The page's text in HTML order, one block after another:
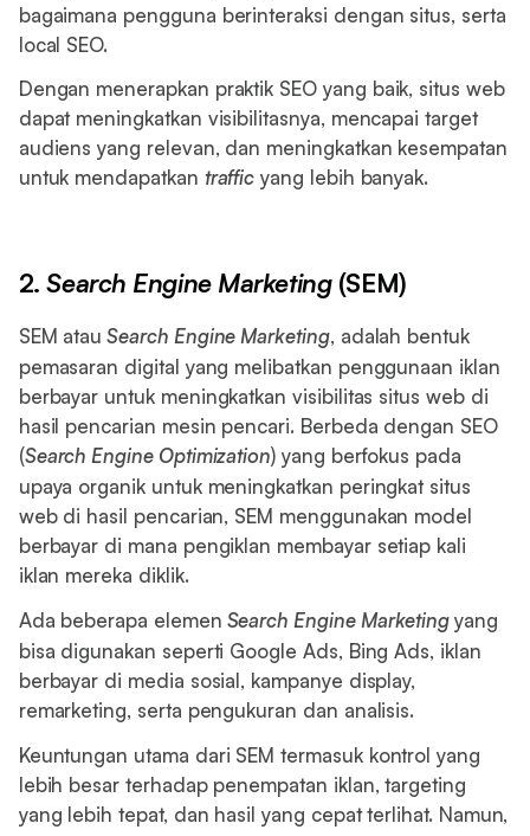
bagaimana pengguna berinteraksi dengan situs, serta
local SEO.
Dengan menerapkan praktik SEO yang baik, situs web
dapat meningkatkan visibilitasnya, mencapai target
audiens yang relevan, dan meningkatkan kesempatan
untuk mendapatkan traffic yang lebih banyak.
2.Search Engine Marketing(SEM)
SEM atau Search Engine Marketing, adalah bentuk
pemasaran digital yang melibatkan penggunaan iklan
berbayar untuk meningkatkan visibilitas situs web di
hasil pencarian mesin pencari. Berbeda dengan SEO
(Search Engine Optimization) yang berfokus pada
upaya organik untuk meningkatkan peringkat situs
web di hasil pencarian, SEM menggunakan model
berbayar di mana pengiklan membayar setiap kali
iklan mereka diklik.
Ada beberapa elemen Search Engine Marketingyang
bisa digunakan seperti Google Ads, Bing Ads, iklan
berbayar di media sosial, kampanye display,
remarketing, serta pengukuran dan analisis.
Keuntungan utama dari SEM termasuk kontrol yang
lebih besar terhadap penempatan iklan, targeting
yang lebih tepat, dan hasil yang cepat terlihat. Namun,